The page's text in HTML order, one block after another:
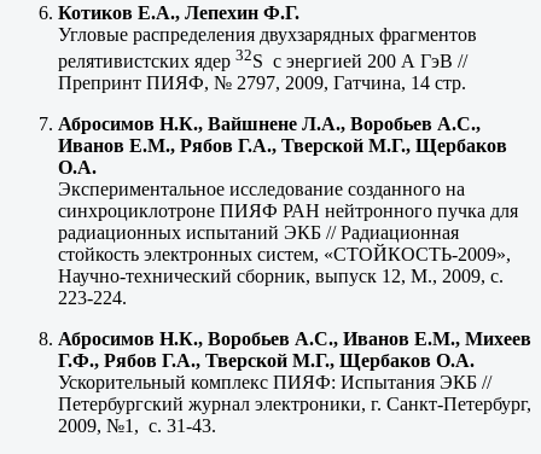
Котиков Е.А., Лепехин Ф.Г.
Угловые распределения двухзарядных фрагментов
релятивистских ядер 32S с энергией 200 А ГэВ //
Препринт ПИЯФ, № 2797, 2009, Гатчина, 14 стр.
Абросимов Н.К., Вайшнене Л.А., Воробьев А.С.,
Иванов Е.М., Рябов Г.А., Тверской М.Г., Щербаков
О.А.
Экспериментальное исследование созданного на
синхроциклотроне ПИЯФ РАН нейтронного пучка для
радиационных испытаний ЭКБ // Радиационная
стойкость электронных систем, «СТОЙКОСТЬ-2009»,
Научно-технический сборник, выпуск 12, М., 2009, с.
223-224.
Абросимов Н.К., Воробьев А.С., Иванов Е.М., Михеев
Г.Ф., Рябов Г.А., Тверской М.Г., Щербаков О.А.
Ускорительный комплекс ПИЯФ: Испытания ЭКБ //
Петербургский журнал электроники, г. Санкт-Петербург,
2009, №1, с. 31-43.